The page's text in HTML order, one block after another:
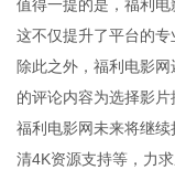
值得一提的是，福利
这不仅提升了平台的
除此之外，福利电影
的评论内容为选择影
福利电影网未来将继
清4K资源支持等，力